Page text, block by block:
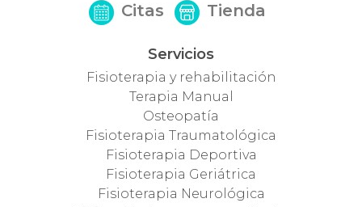
Citas Tienda
Servicios
Fisioterapia y rehabilitación
Terapia Manual
Osteopatía
Fisioterapia Traumatológica
Fisioterapia Deportiva
Fisioterapia Geriátrica
Fisioterapia Neurológica